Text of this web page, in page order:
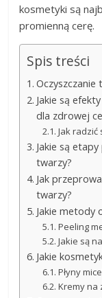
kosmetyki są
promienną cerę.
Spis treści
Jakie są
dla zdrowej
Jak
Jakie są
twarzy?
Jak
twarzy?
Jakie metody
Peeling
Jakie są
Jakie
Płyny
Kremy na